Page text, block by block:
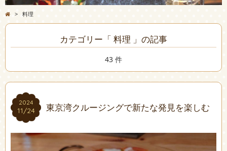
> 料理
カテゴリー「 料理 」の記事
43 件
2024
11/24
2024
11/24 東京湾クルージングで新たな発見を楽しむ